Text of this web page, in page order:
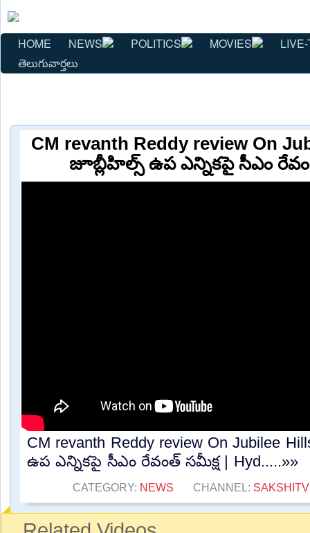
HOME NEWS POLITICS MOVIES
తెలుగువార్తలు
CM revanth Reddy review On
జూబ్లీహిల్స్ ఉప ఎన్నికపై సీఎం
CM revanth Reddy review On Jubilee
ఉప ఎన్నికపై సీఎం రేవంత్ సమీక్ష | Hyd.....»»
CATEGORY: NEWS CHANNEL: SAKSHITV